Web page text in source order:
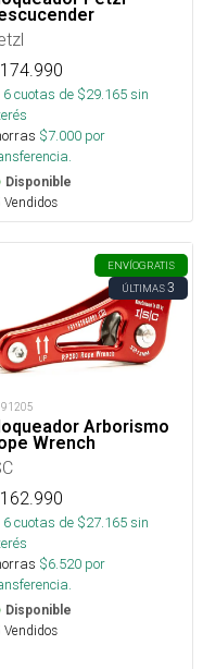
174.990
6cuotas de $29.165sin
$7.000 por
Disponible
Vendidos
ENVÍOGRATIS
ÚLTIMAS3
Arborismo
Wrench
162.990
6cuotas de $27.165sin
$6.520 por
Disponible
Vendidos